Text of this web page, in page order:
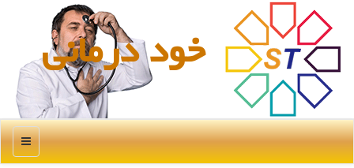
خود درمانی
منو